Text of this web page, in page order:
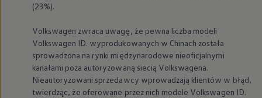
(23%).
Volkswagen zwraca uwagę, że pewna liczba modeli
Volkswagen ID. wyprodukowanych w Chinach została
sprowadzona na rynki międzynarodowe nieoficjalnymi
kanałami poza autoryzowaną siecią Volkswagena.
Nieautoryzowani sprzedawcy wprowadzają klientów w błąd,
twierdząc, że oferowane przez nich modele Volkswagen ID.